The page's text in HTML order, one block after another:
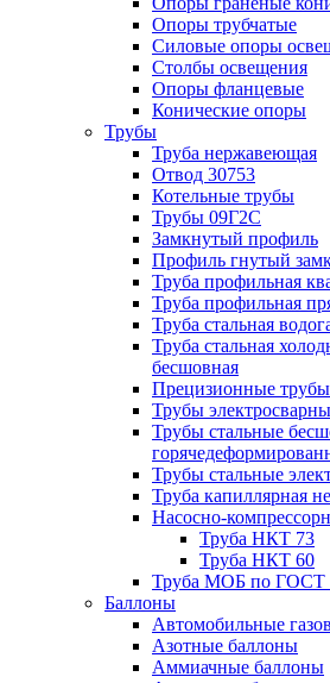
Опоры трубчатые
Силовые опоры
Столбы освещения
Опоры фланцевые
Конические опоры
Трубы
Труба нержавеющая
Отвод 30753
Котельные трубы
Трубы 09Г2С
Замкнутый профиль
Профиль гнутый
Труба профильная
Труба профильная
Труба стальная
Труба стальная
бесшовная
Прецизионные
Трубы
Трубы стальные
Трубы стальные
Труба капиллярная
Насосно-
Труба НКТ 73
Труба НКТ 60
Труба МОБ по ГОСТ
Баллоны
Автомобильные
Азотные баллоны
Аммиачные баллоны